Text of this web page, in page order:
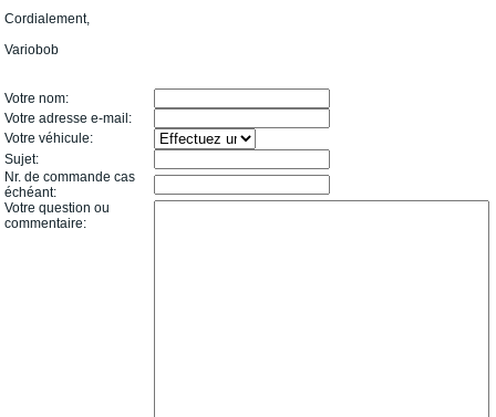
Cordialement,
Variobob
Votre nom:
Votre adresse e-mail:
Votre véhicule:
Sujet:
Nr. de commande cas
échéant:
Votre question ou
commentaire: